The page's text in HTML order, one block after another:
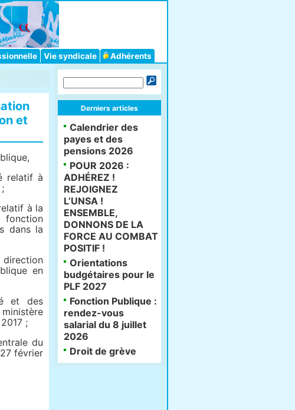
Vie syndicale Adhérents
et
relatif à
à la
fonction
dans la
en
et des
;
du
février
Derniers articles
Calendrier des
payes et des
pensions 2026
POUR 2026 :
ADHÉREZ !
REJOIGNEZ
L’UNSA !
ENSEMBLE,
DONNONS DE LA
FORCE AU COMBAT
POSITIF !
Orientations
budgétaires pour le
PLF 2027
Fonction Publique :
rendez-vous
salarial du 8 juillet
2026
Droit de grève